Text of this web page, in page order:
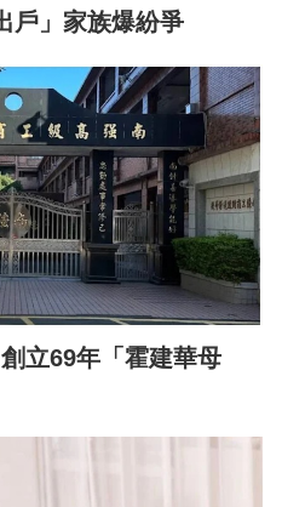
」家族爆紛爭
立69年「霍建華母